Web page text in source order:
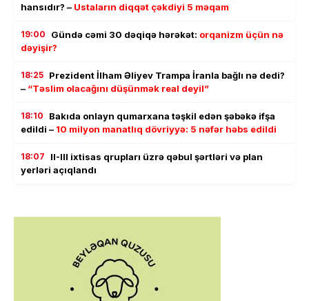
hansıdır? – Ustaların diqqət çəkdiyi 5 məqam
19:00 Gündə cəmi 30 dəqiqə hərəkət: orqanizm üçün nə
dəyişir?
18:25 Prezident İlham Əliyev Trampa İranla bağlı nə dedi?
– “Təslim olacağını düşünmək real deyil”
18:10
Bakıda onlayn qumarxana təşkil edən şəbəkə ifşa
edildi – 10 milyon manatlıq dövriyyə: 5 nəfər həbs edildi
18:07
II-III ixtisas qrupları üzrə qəbul şərtləri və plan
yerləri açıqlandı